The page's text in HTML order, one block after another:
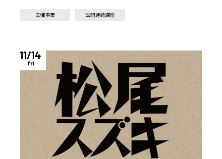
主催事業 公開連続講座
11/14
fri